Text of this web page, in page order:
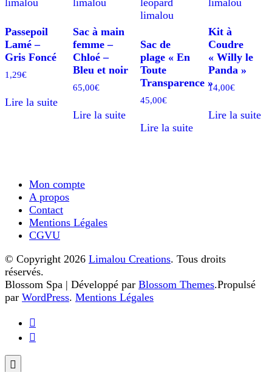
Passepoil
Lamé –
Gris Foncé
1,29€
Lire la suite
Sac à main
femme –
Chloé –
Bleu et noir
65,00€
Lire la suite
Sac de
plage « En
Toute
Transparence »
45,00€
Lire la suite
Kit à
Coudre
« Willy le
Panda »
14,00€
Lire la suite
Mon compte
A propos
Contact
Mentions Légales
CGVU
© Copyright 2026 Limalou Creations. Tous droits
réservés.
Blossom Spa | Développé par Blossom Themes.Propulsé
par WordPress. Mentions Légales